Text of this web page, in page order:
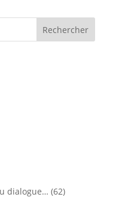
dialogue… (62)